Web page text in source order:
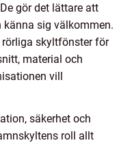
gör det lättare att
sig välkommen.
skyltfönster för
material och
vill
säkerhet och
roll allt